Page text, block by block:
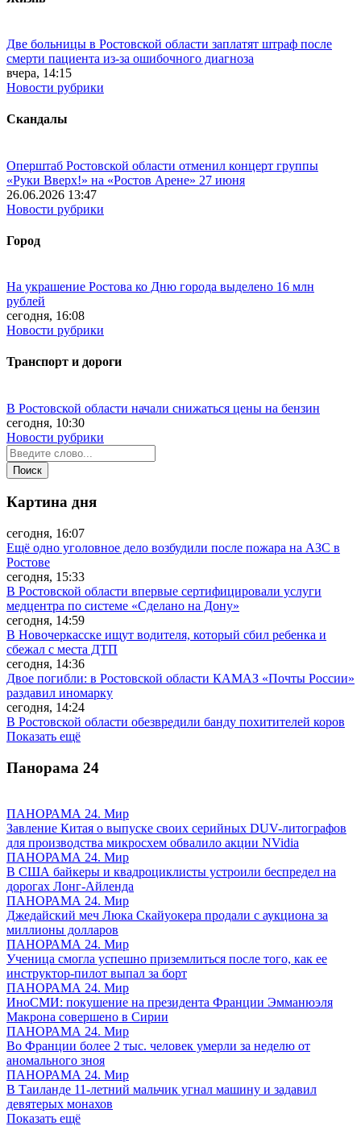
Две больницы в Ростовской области заплатят штраф после
смерти пациента из-за ошибочного диагноза
вчера, 14:15
Новости рубрики
Скандалы
Оперштаб Ростовской области отменил концерт группы
«Руки Вверх!» на «Ростов Арене» 27 июня
26.06.2026 13:47
Новости рубрики
Город
На украшение Ростова ко Дню города выделено 16 млн
рублей
сегодня, 16:08
Новости рубрики
Транспорт и дороги
В Ростовской области начали снижаться цены на бензин
сегодня, 10:30
Новости рубрики
Картина дня
сегодня, 16:07
Ещё одно уголовное дело возбудили после пожара на АЗС в
Ростове
сегодня, 15:33
В Ростовской области впервые сертифицировали услуги
медцентра по системе «Сделано на Дону»
сегодня, 14:59
В Новочеркасске ищут водителя, который сбил ребенка и
сбежал с места ДТП
сегодня, 14:36
Двое погибли: в Ростовской области КАМАЗ «Почты России»
раздавил иномарку
сегодня, 14:24
В Ростовской области обезвредили банду похитителей коров
Показать ещё
Панорама 24
ПАНОРАМА 24. Мир
Завление Китая о выпуске своих серийных DUV-литографов
для производства микросхем обвалило акции NVidia
ПАНОРАМА 24. Мир
В США байкеры и квадроциклисты устроили беспредел на
дорогах Лонг-Айленда
ПАНОРАМА 24. Мир
Джедайский меч Люка Скайуокера продали с аукциона за
миллионы долларов
ПАНОРАМА 24. Мир
Ученица смогла успешно приземлиться после того, как ее
инструктор-пилот выпал за борт
ПАНОРАМА 24. Мир
ИноСМИ: покушение на президента Франции Эмманюэля
Макрона совершено в Сирии
ПАНОРАМА 24. Мир
Во Франции более 2 тыс. человек умерли за неделю от
аномального зноя
ПАНОРАМА 24. Мир
В Таиланде 11-летний мальчик угнал машину и задавил
девятерых монахов
Показать ещё